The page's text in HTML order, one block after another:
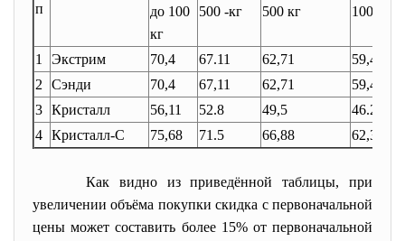
п
до 100
кг
500 -кг
500 кг
1000 кг
1 Экстрим 70,4 67.11 62,71
59,4
2
Сэнди 70,4 67,11 62,71
59,4
3 Кристалл 56,11 52.8 49,5
46.2
4 Кристалл-С 75,68 71.5 66,88 62,37
Как видно из приведённой таблицы, при
увеличении объёма покупки скидка с первоначальной
цены может составить более 15% от первоначальной